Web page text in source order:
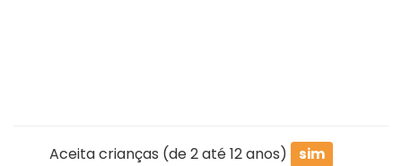
Aceita crianças (de 2 até 12 anos) sim